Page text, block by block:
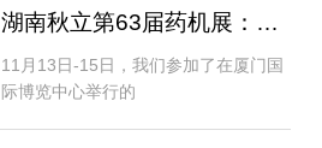
湖南秋立第63届药机展：带来制药设备行业
11月13日-15日，我们参加了在厦门国
际博览中心举行的